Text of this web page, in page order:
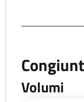
Volumi